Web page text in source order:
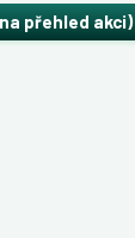
přehled akci)